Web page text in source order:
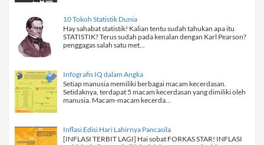
10 Tokoh Statistik Dunia
Hay sahabat statistik! Kalian tentu sudah tahukan apa itu
STATISTIK? Terus sudah pada kenalan dengan Karl Pearson?
penggagas salah satu met...
Infografis IQ dalam Angka
Setiap manusia memiliki berbagai macam kecerdasan.
Setidaknya, terdapat 5 macam kecerdasan yang dimiliki oleh
manusia. Macam-macam kecerda...
Inflasi Edisi Hari Lahirnya Pancasila
[INFLASI TERBIT LAGI] Hai sobat FORKAS STAR! INFLASI